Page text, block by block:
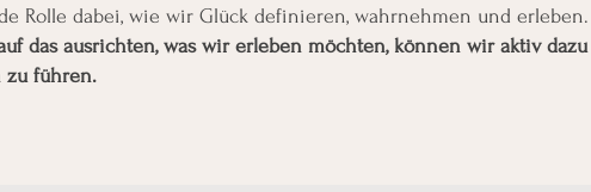
Rolle dabei, wie wir Glück definieren, wahrnehmen und erleben.
das ausrichten, was wir erleben möchten, können wir aktiv dazu
zu führen.